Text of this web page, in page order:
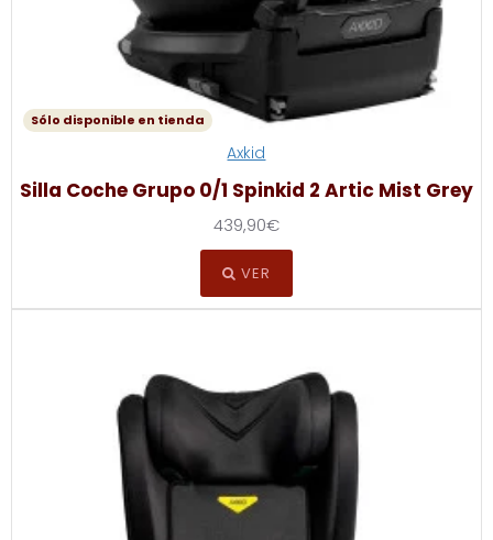
Sólo disponible en tienda
Axkid
Silla Coche Grupo 0/1 Spinkid 2 Artic Mist Grey
439,90€
VER